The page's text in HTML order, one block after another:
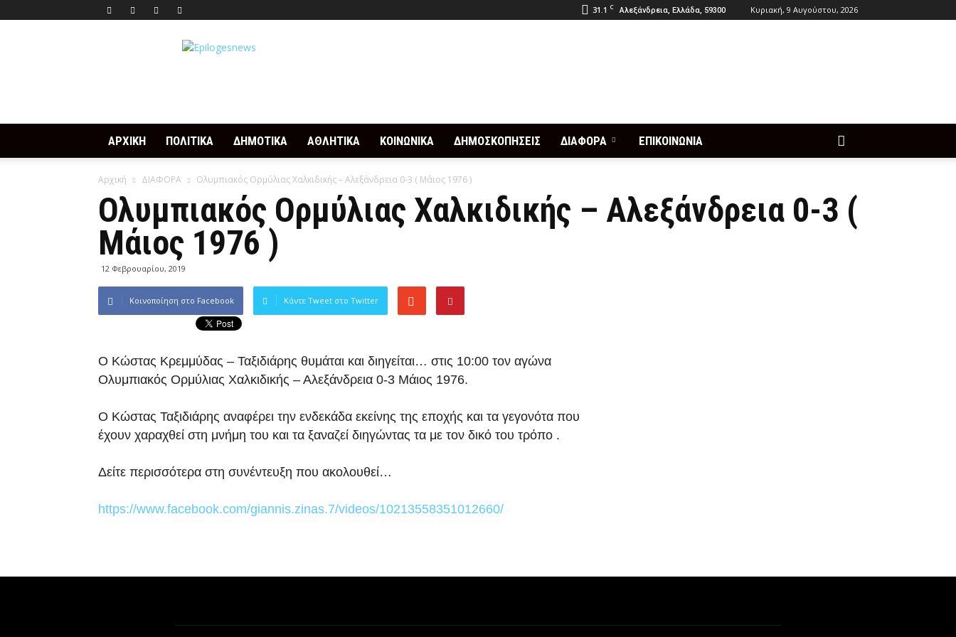
31.1 C Αλεξάνδρεια, Ελλάδα, 59300 Κυριακή, 9 Αυγούστου, 2026
Epilogesnews
ΑΡΧΙΚΗ ΠΟΛΙΤΙΚΑ ΔΗΜΟΤΙΚΑ ΑΘΛΗΤΙΚΑ ΚΟΙΝΩΝΙΚΑ ΔΗΜΟΣΚΟΠΗΣΕΙΣ ΔΙΑΦΟΡΑ ΕΠΙΚΟΙΝΩΝΙΑ
Αρχική ΔΙΑΦΟΡΑ Ολυμπιακός Ορμύλιας Χαλκιδικής – Αλεξάνδρεια 0-3 ( Μάιος 1976 )
Ολυμπιακός Ορμύλιας Χαλκιδικής – Αλεξάνδρεια 0-3 (
Μάιος 1976 )
12 Φεβρουαρίου, 2019
Κοινοποίηση στο Facebook Κάντε Tweet στο Twitter
Ο Κώστας Κρεμμύδας – Ταξιδιάρης θυμάται και διηγείται… στις 10:00 τον αγώνα
Ολυμπιακός Ορμύλιας Χαλκιδικής – Αλεξάνδρεια 0-3 Μάιος 1976.
Ο Κώστας Ταξιδιάρης αναφέρει την ενδεκάδα εκείνης της εποχής και τα γεγονότα που
έχουν χαραχθεί στη μνήμη του και τα ξαναζεί διηγώντας τα με τον δικό του τρόπο .
Δείτε περισσότερα στη συνέντευξη που ακολουθεί…
https://www.facebook.com/giannis.zinas.7/videos/10213558351012660/